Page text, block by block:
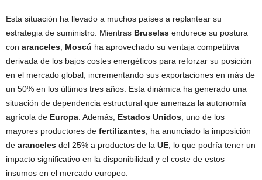
Esta situación ha llevado a muchos países a replantear su
estrategia de suministro. Mientras Bruselas endurece su postura
con aranceles Moscú ha aprovechado su ventaja competitiva
derivada de los bajos costes energéticos para reforzar su posición
en el mercado global, incrementando sus exportaciones en más de
un 50% en los últimos tres años. Esta dinámica ha generado una
situación de dependencia estructural que amenaza la autonomía
agrícola de Europa . Además, Estados Unidos , uno de los
mayores productores de fertilizantes , ha anunciado la imposición
de aranceles del 25% a productos de la UE , lo que podría tener un
impacto significativo en la disponibilidad y el coste de estos
insumos en el mercado europeo.